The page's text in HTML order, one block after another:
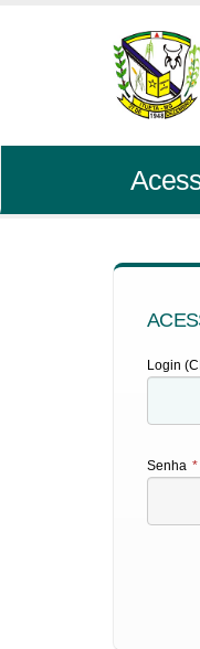
Login
Senha *